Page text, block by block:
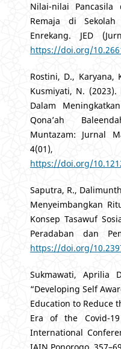
Nilai-nilai Pancasila
Remaja di
Enrekang. JED
https://doi.org/
Rostini, D., Karyana,
Kusmiyati, N. (2023).
Dalam
Qona’ah
Muntazam: Jurnal
https://doi.org/
Saputra, R.,
Menyeimbangkan
Konsep Tasawuf
Peradaban dan
https://doi.org/
Sukmawati, Aprilia
“Developing Self
Education to Reduce
Era of the Covid-
International